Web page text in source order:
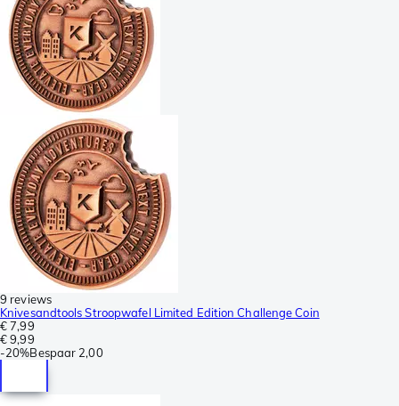
9 reviews
Knivesandtools Stroopwafel Limited Edition Challenge Coin
€ 7,99
€ 9,99
-20%Bespaar 2,00